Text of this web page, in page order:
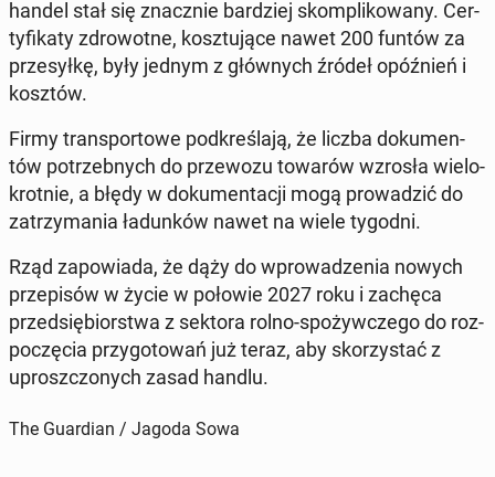
handel stał się znacz­nie bar­dziej skom­pli­ko­wa­ny. Cer­
ty­fi­ka­ty zdro­wot­ne, kosz­tu­ją­ce nawet 200 funtów za
prze­sył­kę, były jednym z głów­nych źródeł opóź­nień i
kosztów.
Firmy trans­por­to­we pod­kre­śla­ją, że liczba do­ku­men­
tów po­trzeb­nych do prze­wo­zu towarów wzrosła wie­lo­
krot­nie, a błędy w do­ku­men­ta­cji mogą pro­wa­dzić do
za­trzy­ma­nia ła­dun­ków nawet na wiele tygodni.
Rząd za­po­wia­da, że dąży do wpro­wa­dze­nia nowych
prze­pi­sów w życie w połowie 2027 roku i zachęca
przed­się­bior­stwa z sektora rolno-spo­żyw­cze­go do roz­
po­czę­cia przy­go­to­wań już teraz, aby sko­rzy­stać z
uprosz­czo­nych zasad handlu.
The Guardian / Jagoda Sowa